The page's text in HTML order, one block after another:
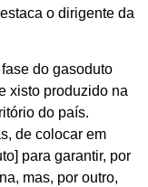
o dirigente da
do gasoduto
xisto produzido na
do país.
de colocar em
para garantir, por
mas, por outro,